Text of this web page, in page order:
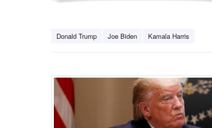
Donald Trump Joe Biden Kamala Harris